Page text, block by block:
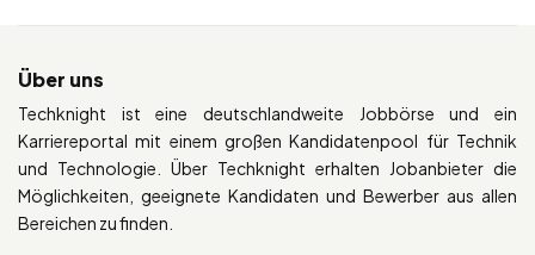
Über uns
Techknight ist eine deutschlandweite Jobbörse und ein
Karriereportal mit einem großen Kandidatenpool für Technik
und Technologie. Über Techknight erhalten Jobanbieter die
Möglichkeiten, geeignete Kandidaten und Bewerber aus allen
Bereichen zu finden.